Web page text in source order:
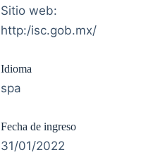
Sitio web:
http:/isc.gob.mx/
Idioma
spa
Fecha de ingreso
31/01/2022